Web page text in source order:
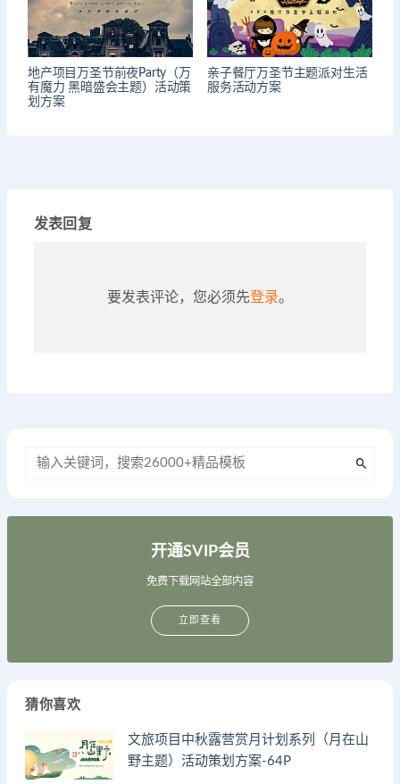
地产项目万圣节前夜Party（万
有魔力 黑暗盛会主题）活动策
划方案
亲子餐厅万圣节主题派对生活
服务活动方案
发表回复
要发表评论，您必须先登录。
开通SVIP会员
免费下载网站全部内容
立即查看
猜你喜欢
文旅项目中秋露营赏月计划系列（月在山
野主题）活动策划方案-64P